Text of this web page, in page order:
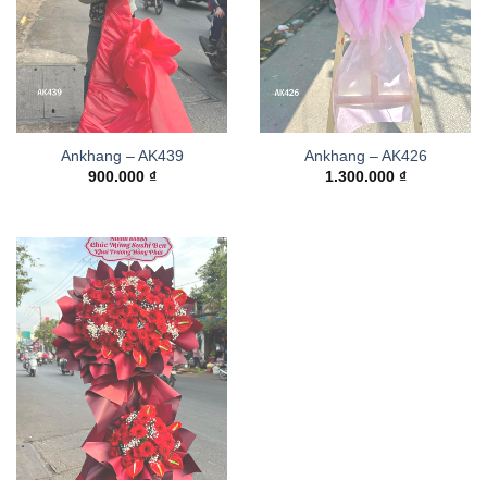
Ankhang – AK439
900.000 ₫
Ankhang – AK426
1.300.000 ₫